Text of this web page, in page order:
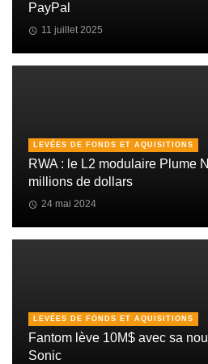
PayPal
11 juillet 2025
LEVÉES DE FONDS ET AQUISITIONS
RWA : le L2 modulaire Plume
millions de dollars
24 mai 2024
LEVÉES DE FONDS ET AQUISITIONS
Fantom lève 10M$ avec sa
Sonic